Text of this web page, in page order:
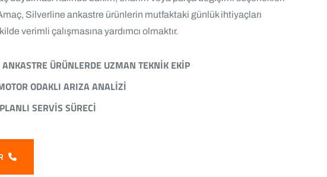
Silverline ankastre ürünlerin mutfaktaki günlük ihtiyaçları
verimli çalışmasına yardımcı olmaktır.
ÜRÜNLERDE UZMAN TEKNIK EKIP
ODAKLI ARIZA ANALIZI
SERVIS SÜRECI